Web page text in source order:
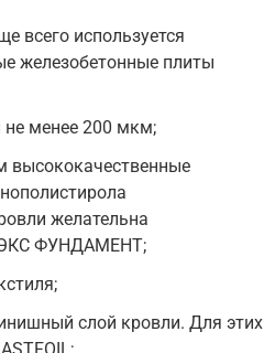
всего используется
железобетонные плиты
не менее 200 мкм;
высококачественные
желательна
ФУНДАМЕНТ;
слой кровли. Для этих